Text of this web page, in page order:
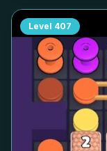
Level 407